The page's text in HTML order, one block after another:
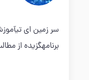
سر زمین ای
برنامهگزیده از